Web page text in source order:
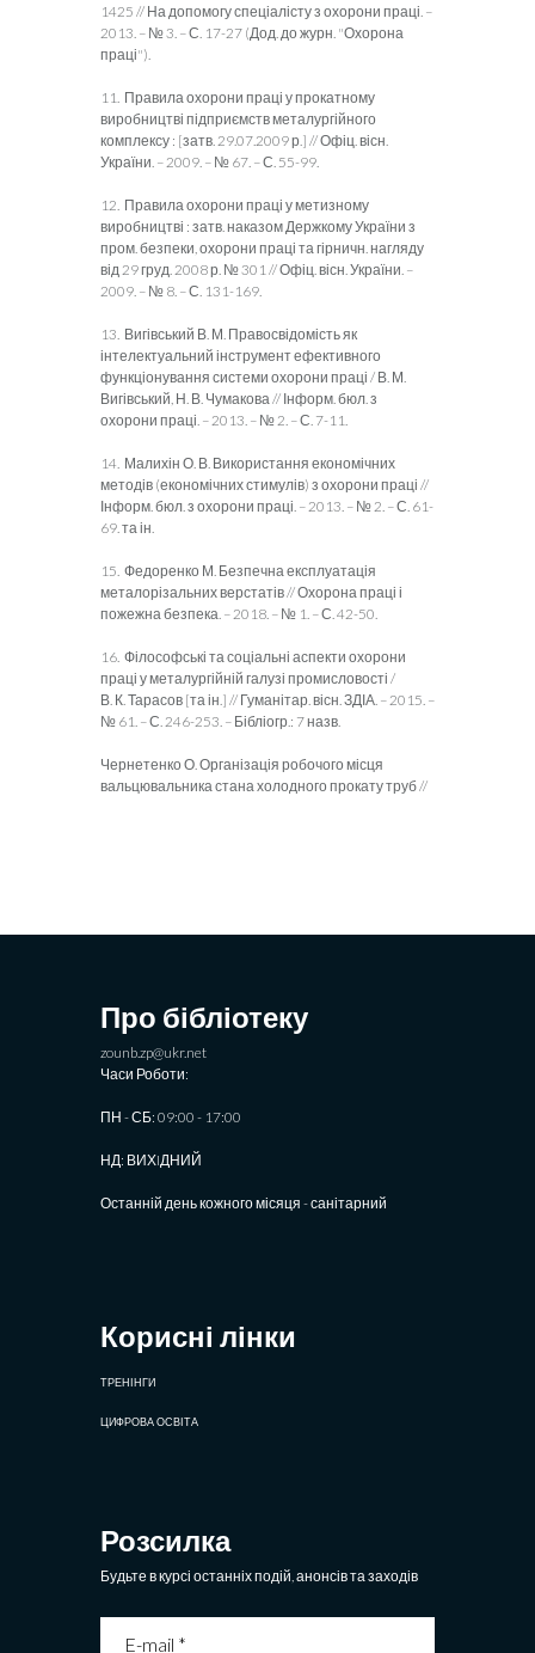
1425 // На допомогу спеціалісту з охорони праці. –
2013. – № 3. – С. 17-27 (Дод. до журн. "Охорона
праці").
11. Правила охорони праці у прокатному
виробництві підприємств металургійного
комплексу : [затв. 29.07.2009 р.] // Офіц. вісн.
України. – 2009. – № 67. – С. 55-99.
12. Правила охорони праці у метизному
виробництві : затв. наказом Держкому України з
пром. безпеки, охорони праці та гірничн. нагляду
від 29 груд. 2008 р. № 301 // Офіц. вісн. України. –
2009. – № 8. – С. 131-169.
13. Вигівський В. М. Правосвідомість як
інтелектуальний інструмент ефективного
функціонування системи охорони праці / В. М.
Вигівський, Н. В. Чумакова // Інформ. бюл. з
охорони праці. – 2013. – № 2. – С. 7-11.
14. Малихін О. В. Використання економічних
методів (економічних стимулів) з охорони праці //
Інформ. бюл. з охорони праці. – 2013. – № 2. – С. 61-
69. та ін.
15. Федоренко М. Безпечна експлуатація
металорізальних верстатів // Охорона праці і
пожежна безпека. – 2018. – № 1. – С. 42-50.
16. Філософські та соціальні аспекти охорони
праці у металургійній галузі промисловості /
В. К. Тарасов [та ін.] // Гуманітар. вісн. ЗДІА. – 2015. –
№ 61. – С. 246-253. – Бібліогр.: 7 назв.
Чернетенко О. Організація робочого місця
вальцювальника стана холодного прокату труб //
Про бібліотеку
zounb.zp@ukr.net
Часи Роботи:
ПН - СБ: 09:00 - 17:00
НД: ВИХIДНИЙ
Останній день кожного місяця - санітарний
Корисні лінки
ТРЕНІНГИ
ЦИФРОВА ОСВІТА
Розсилка
Будьте в курсі останніх подій, анонсів та заходів